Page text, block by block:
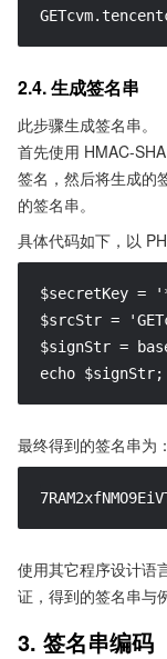
2.4. 生成签名串
此步骤生成签名串。
首先使用 HMAC-
签名，然后将生成的
的签名串。
具体代码如下，以
$secretKey
$srcStr =
$signStr =
echo $signStr;
最终得到的签名串为：
使用其它程序设计语
证，得到的签名串与
3. 签名串编码